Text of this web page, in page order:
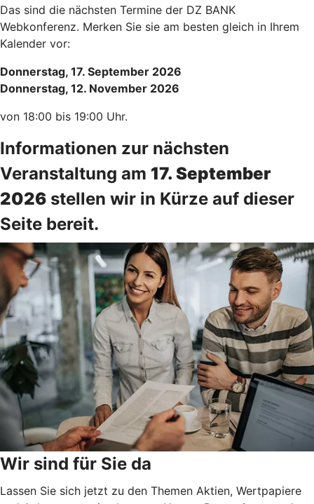
Das sind die nächsten Termine der DZ BANK
Webkonferenz. Merken Sie sie am besten gleich in Ihrem
Kalender vor:
Donnerstag, 17. September 2026
Donnerstag, 12. November 2026
von 18:00 bis 19:00 Uhr.
Informationen zur nächsten
Veranstaltung am 17. September
2026 stellen wir in Kürze auf dieser
Seite bereit.
Wir sind für Sie da
Lassen Sie sich jetzt zu den Themen Aktien, Wertpapiere